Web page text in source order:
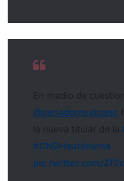
En medio de
@senadomexicano
la nueva titular de la
#CNDHautónoma
pic.twitter.com/